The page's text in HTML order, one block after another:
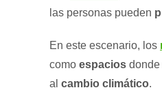
las personas pueden
En este escenario, los
como espacios donde
al cambio climático.